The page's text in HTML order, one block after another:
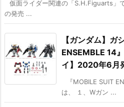
仮面ライダー関連の「S.H.Figuarts」
の発売 ...
【ガンダム】ガ
ENSEMBLE 14
イ】2020年6月
『MOBILE SUIT
は、 １、Wガン ...